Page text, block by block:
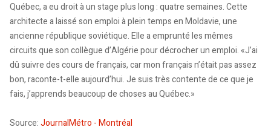
Québec, a eu droit à un stage plus long : quatre semaines. Cette
architecte a laissé son emploi à plein temps en Moldavie, une
ancienne république soviétique. Elle a emprunté les mêmes
circuits que son collègue d’Algérie pour décrocher un emploi. «J’ai
dû suivre des cours de français, car mon français n’était pas assez
bon, raconte-t-elle aujourd’hui. Je suis très contente de ce que je
fais, j’apprends beaucoup de choses au Québec.»
Source:JournalMétro - Montréal